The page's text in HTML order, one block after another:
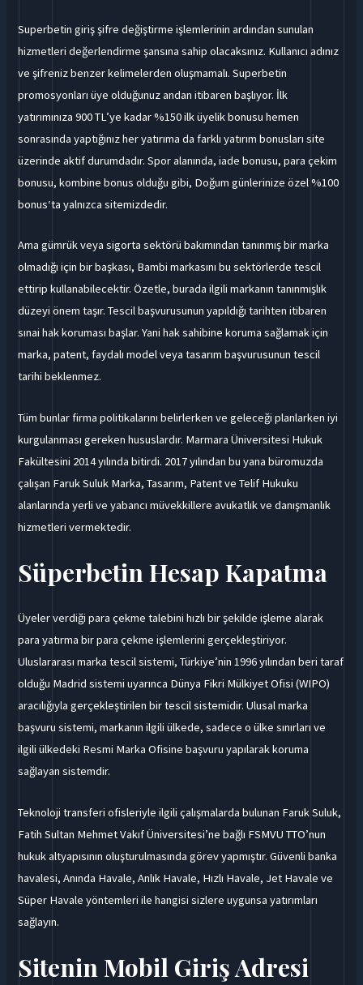
Superbetin giriş şifre değiştirme işlemlerinin ardından sunulan
hizmetleri değerlendirme şansına sahip olacaksınız. Kullanıcı adınız
ve şifreniz benzer kelimelerden oluşmamalı. Superbetin
promosyonları üye olduğunuz andan itibaren başlıyor. İlk
yatırımınıza 900 TL’ye kadar %150 ilk üyelik bonusu hemen
sonrasında yaptığınız her yatırıma da farklı yatırım bonusları site
üzerinde aktif durumdadır. Spor alanında, iade bonusu, para çekim
bonusu, kombine bonus olduğu gibi, Doğum günlerinize özel %100
bonus‘ta yalnızca sitemizdedir.
Ama gümrük veya sigorta sektörü bakımından tanınmış bir marka
olmadığı için bir başkası, Bambi markasını bu sektörlerde tescil
ettirip kullanabilecektir. Özetle, burada ilgili markanın tanınmışlık
düzeyi önem taşır. Tescil başvurusunun yapıldığı tarihten itibaren
sınai hak koruması başlar. Yani hak sahibine koruma sağlamak için
marka, patent, faydalı model veya tasarım başvurusunun tescil
tarihi beklenmez.
Tüm bunlar firma politikalarını belirlerken ve geleceği planlarken iyi
kurgulanması gereken hususlardır. Marmara Üniversitesi Hukuk
Fakültesini 2014 yılında bitirdi. 2017 yılından bu yana büromuzda
çalışan Faruk Suluk Marka, Tasarım, Patent ve Telif Hukuku
alanlarında yerli ve yabancı müvekkillere avukatlık ve danışmanlık
hizmetleri vermektedir.
Süperbetin Hesap Kapatma
Üyeler verdiği para çekme talebini hızlı bir şekilde işleme alarak
para yatırma bir para çekme işlemlerini gerçekleştiriyor.
Uluslararası marka tescil sistemi, Türkiye’nin 1996 yılından beri taraf
olduğu Madrid sistemi uyarınca Dünya Fikri Mülkiyet Ofisi (WIPO)
aracılığıyla gerçekleştirilen bir tescil sistemidir. Ulusal marka
başvuru sistemi, markanın ilgili ülkede, sadece o ülke sınırları ve
ilgili ülkedeki Resmi Marka Ofisine başvuru yapılarak koruma
sağlayan sistemdir.
Teknoloji transferi ofisleriyle ilgili çalışmalarda bulunan Faruk Suluk,
Fatih Sultan Mehmet Vakıf Üniversitesi’ne bağlı FSMVU TTO’nun
hukuk altyapısının oluşturulmasında görev yapmıştır. Güvenli banka
havalesi, Anında Havale, Anlık Havale, Hızlı Havale, Jet Havale ve
Süper Havale yöntemleri ile hangisi sizlere uygunsa yatırımları
sağlayın.
Sitenin Mobil Giriş Adresi